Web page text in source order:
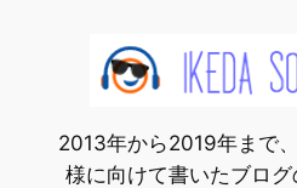
2013年から2019年まで
様に向けて書いたブログ